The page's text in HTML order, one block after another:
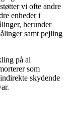
vi ofte andre
enheder i
herunder
samt pejling
på al
som
skydende